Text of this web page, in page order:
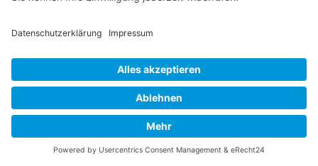
EINIGE UNTERNEHMEN FÜR DIE WIR TÄTIG WAREN
Arthen Kommunikation GmbH